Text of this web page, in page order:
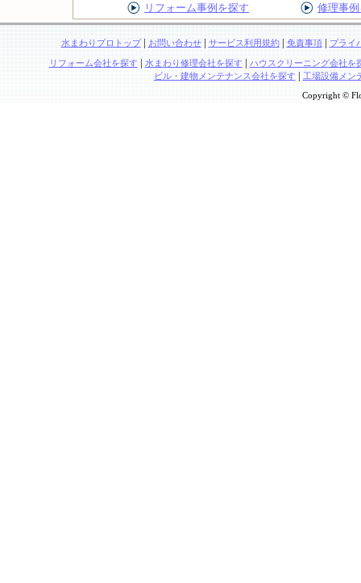
リフォーム事例を探す 修理事
水まわりプロトップ| お問い合わせ| サービス利用規約| 免責事項| プライ
リフォーム会社を探す | 水まわり修理会社を探す | ハウスクリーニング会社を
ビル・建物メンテナンス会社を探す| 工場設備メン
Copyright ©